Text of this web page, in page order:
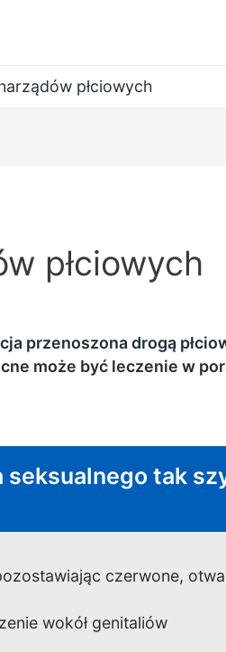
płciowych
płciowych
przenoszona drogą
może być leczenie w
tak
czerwone,
wokół genitaliów